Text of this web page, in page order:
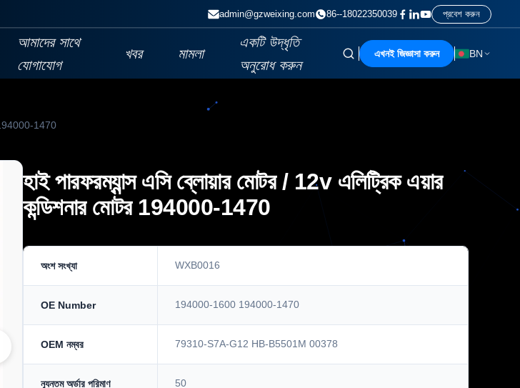
admin@gzweixing.com 86--18022350039 প্রবেশ করুন
আমাদের সাথে
যোগাযোগ
খবর মামলা
একটি উদ্ধৃতি
অনুরোধ করুন
এখনই জিজ্ঞাসা করুন BN
194000-1470
হাই পারফরম্যান্স এসি ব্লোয়ার মোটর / 12v এলিট্রিক এয়ার
কন্ডিশনার মোটর 194000-1470
অংশ সংখ্যা WXB0016
OE Number 194000-1600 194000-1470
OEM নম্বর 79310-S7A-G12 HB-B5501M 00378
ন্যূনতম অর্ডার পরিমাণ 50